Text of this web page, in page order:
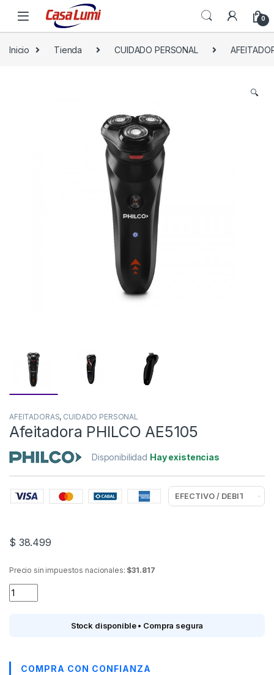
0
Inicio Tienda CUIDADO PERSONAL
🔍
AFEITADORAS, CUIDADO PERSONAL
Afeitadora PHILCO AE5105
Disponibilidad Hay existencias
$ 38.499
Precio sin impuestos nacionales: $31.817
Afeitadora PHILCO AE5105 quantity
Stock disponible • Compra segura
COMPRA CON CONFIANZA